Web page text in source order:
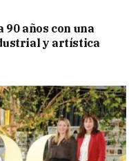
años con una
y artística